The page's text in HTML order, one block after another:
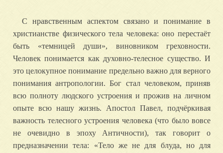
С нравственным аспектом связано и понимание в
христианстве физического тела человека: оно перестаёт
быть «темницей души», виновником греховности.
Человек понимается как духовно-телесное существо. И
это целокупное понимание предельно важно для верного
понимания антропологии. Бог стал человеком, приняв
всю полноту людского устроения и прожив на личном
опыте всю нашу жизнь. Апостол Павел, подчёркивая
важность телесного устроения человека (что было вовсе
не очевидно в эпоху Античности), так говорит о
предназначении тела: «Тело же не для блуда, но для